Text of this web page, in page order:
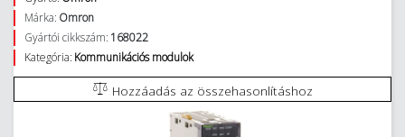
Márka: Omron
Gyártói cikkszám: 168022
Kategória: Kommunikációs modulok
Hozzáadás az összehasonlításhoz